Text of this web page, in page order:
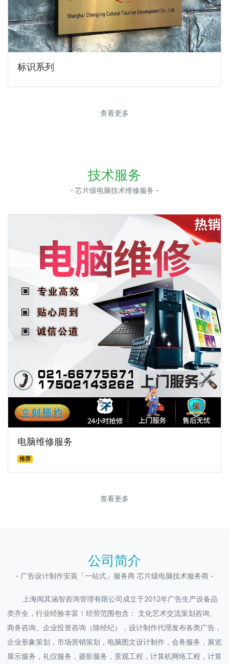
标识系列
查看更多
技术服务
- 芯片级电脑技术维修服务 -
电脑维修服务
推荐
查看更多
公司简介
- 广告设计制作安装「一站式」服务商 芯片级电脑技术服务商 -
上海阅其涵智咨询管理有限公司成立于2012年广告生产设备品
类齐全，行业经验丰富！经营范围包含： 文化艺术交流策划咨询、
商务咨询、企业投资咨询（除经纪），设计制作代理发布各类广告，
企业形象策划，市场营销策划，电脑图文设计制作，会务服务，展览
展示服务，礼仪服务，摄影服务，景观工程，计算机网络工程，计算